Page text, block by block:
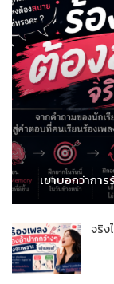
เขาบอกว่ากา
จริง